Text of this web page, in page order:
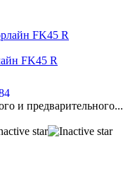
FK45 R
и предварительного...